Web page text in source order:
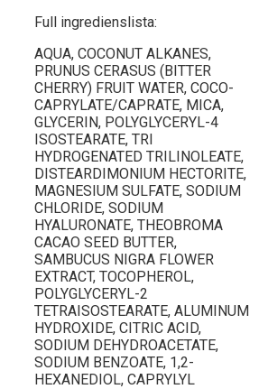
Full ingredienslista:
AQUA, COCONUT ALKANES,
PRUNUS CERASUS (BITTER
CHERRY) FRUIT WATER, COCO-
CAPRYLATE/CAPRATE, MICA,
GLYCERIN, POLYGLYCERYL-4
ISOSTEARATE, TRI
HYDROGENATED TRILINOLEATE,
DISTEARDIMONIUM HECTORITE,
MAGNESIUM SULFATE, SODIUM
CHLORIDE, SODIUM
HYALURONATE, THEOBROMA
CACAO SEED BUTTER,
SAMBUCUS NIGRA FLOWER
EXTRACT, TOCOPHEROL,
POLYGLYCERYL-2
TETRAISOSTEARATE, ALUMINUM
HYDROXIDE, CITRIC ACID,
SODIUM DEHYDROACETATE,
SODIUM BENZOATE, 1,2-
HEXANEDIOL, CAPRYLYL